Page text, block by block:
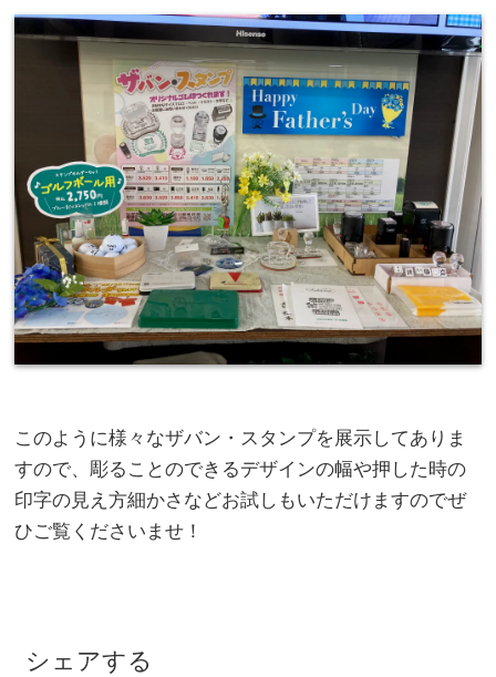
このように様々なザバン・スタンプを展示してありま
すので、彫ることのできるデザインの幅や押した時の
印字の見え方細かさなどお試しもいただけますのでぜ
ひご覧くださいませ！
シェアする